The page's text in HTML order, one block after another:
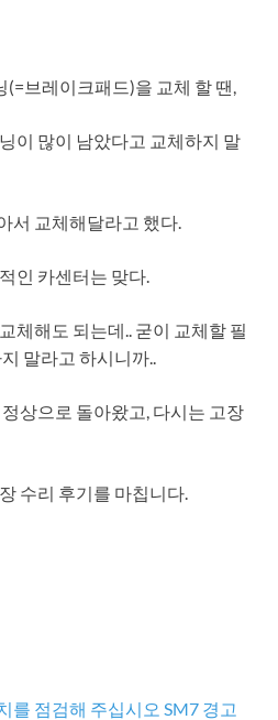
(=브레이크패드)을 교체 할 땐,
이 많이 남았다고 교체하지 말
서 교체해달라고 했다.
인 카센터는 맞다.
체해도 되는데.. 굳이 교체할 필
말라고 하시니까..
상으로 돌아왔고, 다시는 고장
수리 후기를 마칩니다.
를 점검해 주십시오 SM7 경고